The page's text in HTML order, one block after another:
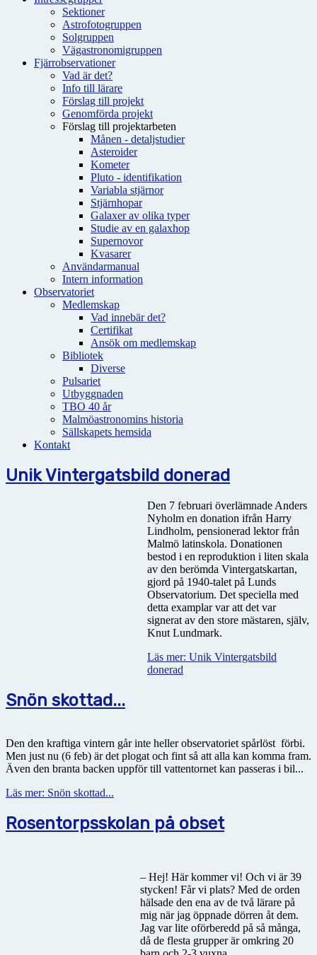
Sektioner
Astrofotogruppen
Solgruppen
Vägastronomigruppen
Fjärrobservationer
Vad är det?
Info till lärare
Förslag till projekt
Genomförda projekt
Förslag till projektarbeten
Månen - detaljstudier
Asteroider
Kometer
Pluto - identifikation
Variabla stjärnor
Stjärnhopar
Galaxer av olika typer
Studie av en galaxhop
Supernovor
Kvasarer
Användarmanual
Intern information
Observatoriet
Medlemskap
Vad innebär det?
Certifikat
Ansök om medlemskap
Bibliotek
Diverse
Pulsariet
Utbyggnaden
TBO 40 år
Malmöastronomins historia
Sällskapets hemsida
Kontakt
Unik Vintergatsbild donerad
Den 7 februari överlämnade Anders
Nyholm en donation ifrån Harry
Lindholm, pensionerad lektor från
Malmö latinskola. Donationen
bestod i en reproduktion i liten skala
av den berömda Vintergatskartan,
gjord på 1940-talet på Lunds
Observatorium. Det speciella med
detta examplar var att det var
signerat av den store mästaren, själv,
Knut Lundmark.
Läs mer: Unik Vintergatsbild
donerad
Snön skottad...
Den den kraftiga vintern går inte heller observatoriet spårlöst förbi.
Men just nu (6 feb) är det plogat och fint så att alla kan komma fram.
Även den branta backen uppför till vattentornet kan passeras i bil...
Läs mer: Snön skottad...
Rosentorpsskolan på obset
– Hej! Här kommer vi! Och vi är 39
stycken! Får vi plats? Med de orden
hälsade den ena av de två lärare på
mig när jag öppnade dörren åt dem.
Jag var lite oförberedd på så många,
då de flesta grupper är omkring 20